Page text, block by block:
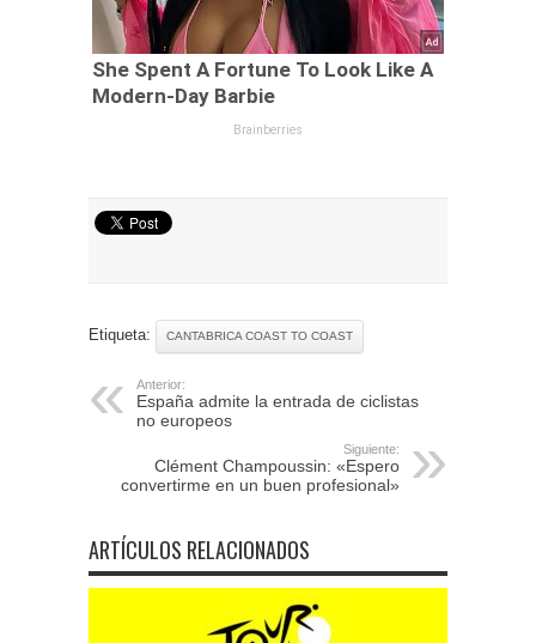
Etiqueta: CANTABRICA COAST TO COAST
Anterior:
España admite la entrada de ciclistas
no europeos
Siguiente:
Clément Champoussin: «Espero
convertirme en un buen profesional»
ARTÍCULOS RELACIONADOS